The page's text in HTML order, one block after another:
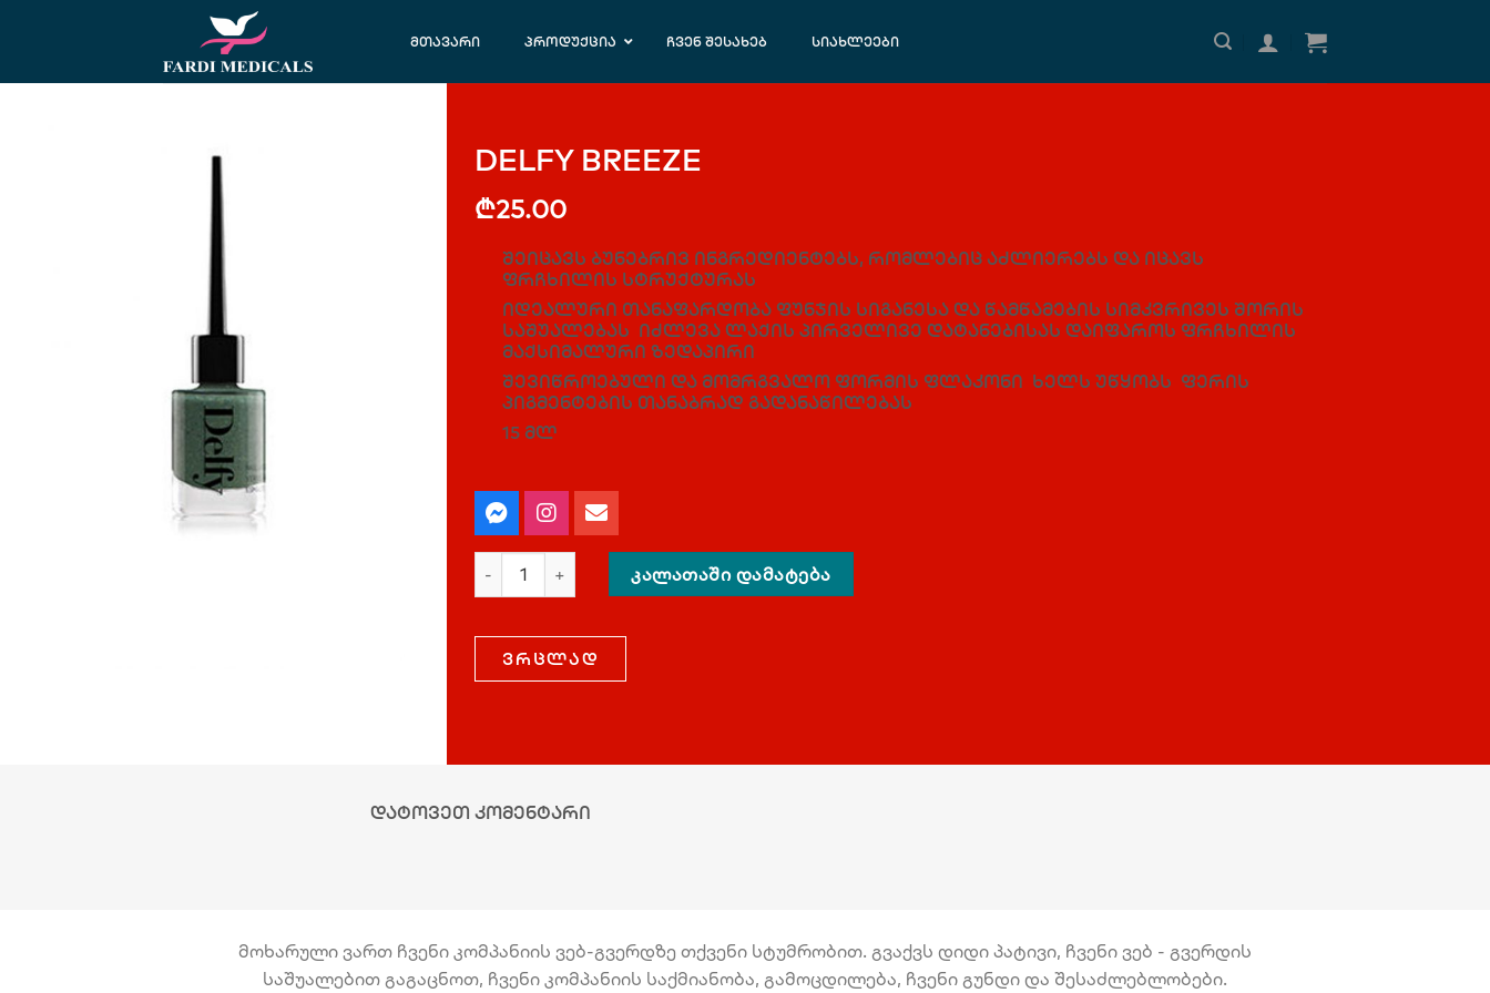
მთავარი პროდუქცია ჩვენ შესახებ სიახლეები
DELFY BREEZE
₾25.00
შეიცავს ბუნებრივ ინგრედიენტებს, რომლებიც აძლიერებს და იცავს
ფრჩხილის სტრუქტურას
იდეალური თანაფარდობა ფუნჯის სიგანესა და წამწამების სიმკვრივეს შორის
საშუალებას იძლევა ლაქის პირველივე დატანებისას დაიფაროს ფრჩხილის
მაქსიმალური ზედაპირი
შევიწროებული და მომრგვალო ფორმის ფლაკონი ხელს უწყობს ფერის
პიგმენტების თანაბრად გადანაწილებას
15 მლ
ᲙᲐᲚᲐᲗᲐᲨᲘ ᲓᲐᲛᲐᲢᲔᲑᲐ
ვრცლად
დატოვეთ კომენტარი
მოხარული ვართ ჩვენი კომპანიის ვებ-გვერდზე თქვენი სტუმრობით. გვაქვს დიდი პატივი, ჩვენი ვებ - გვერდის
საშუალებით გაგაცნოთ, ჩვენი კომპანიის საქმიანობა, გამოცდილება, ჩვენი გუნდი და შესაძლებლობები.